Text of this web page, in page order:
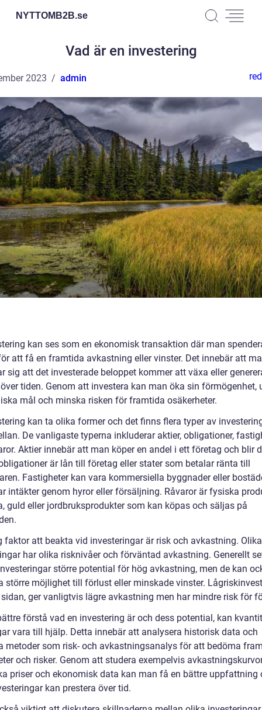
NYTTOMB2B.se
Vad är en investering
2023 admin
kan ses som en ekonomisk transaktion där man
att få en framtida avkastning eller vinster. Det innebär att
sig att det investerade beloppet kommer att växa eller
tiden. Genom att investera kan man öka sin förmögenhet,
mål och minska risken för framtida osäkerheter.
kan ta olika former och det finns flera typer av
De vanligaste typerna inkluderar aktier, obligationer,
Aktier innebär att man köper en andel i ett företag och blir
är lån till företag eller stater som betalar ränta till
Fastigheter kan vara kommersiella byggnader eller
intäkter genom hyror eller försäljning. Råvaror är fysiska
guld eller jordbruksprodukter som kan köpas och säljas på
faktor att beakta vid investeringar är risk och avkastning. Olika
har olika risknivåer och förväntad avkastning. Generellt
större potential för hög avkastning, men de kan
större möjlighet till förlust eller minskade vinster.
ger vanligtvis lägre avkastning men har mindre risk för
förstå vad en investering är och dess potential, kan
vara till hjälp. Detta innebär att analysera historisk data och
metoder som risk- och avkastningsanalys för att bedöma
och risker. Genom att studera exempelvis
priser och ekonomisk data kan man få en bättre uppfattning
kan prestera över tid.